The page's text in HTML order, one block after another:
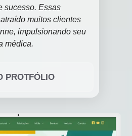
sucesso. Essas
muitos clientes
impulsionando seu
médica.
PROTFÓLIO